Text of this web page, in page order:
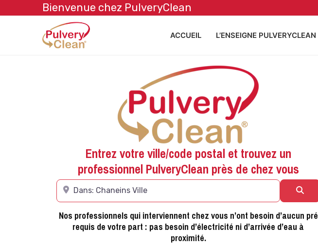
Bienvenue chez PulveryClean
ACCUEIL L’ENSEIGNE PULVERYCLEAN
Entrez votre ville/code postal et trouvez un
professionnel PulveryClean près de chez vous
Tapez votre ville
Nos professionnels qui interviennent chez vous n’ont besoin d’aucun pré
requis de votre part : pas besoin d’électricité ni d’arrivée d’eau à
proximité.